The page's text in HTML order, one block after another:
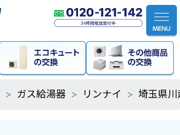
ガス給湯器 リンナイ 埼玉県